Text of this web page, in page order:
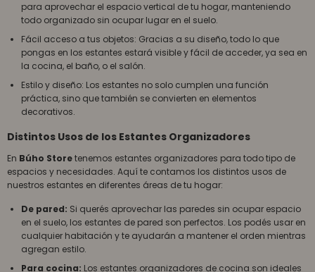
para aprovechar el espacio vertical de tu hogar, manteniendo
todo organizado sin ocupar lugar en el suelo.
Fácil acceso a tus objetos: Gracias a su diseño, todo lo que
pongas en los estantes estará visible y fácil de acceder, ya sea en
la cocina, el baño, o el salón.
Estilo y diseño: Los estantes no solo cumplen una función
práctica, sino que también se convierten en elementos
decorativos.
Distintos Usos de los Estantes Organizadores
En Búho Storetenemos estantes organizadores para todo tipo de
espacios y necesidades. Aquí te contamos los distintos usos de
nuestros estantes en diferentes áreas de tu hogar:
De pared: Si querés aprovechar las paredes sin ocupar espacio
en el suelo, los estantes de pared son perfectos. Los podés usar en
cualquier habitación y te ayudarán a mantener el orden mientras
agregan estilo.
Para cocina: Los estantes organizadores de cocina son ideales